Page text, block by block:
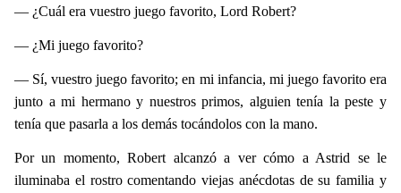
— ¿Cuál era vuestro juego favorito, Lord Robert?
— ¿Mi juego favorito?
— Sí, vuestro juego favorito; en mi infancia, mi juego favorito era
junto a mi hermano y nuestros primos, alguien tenía la peste y
tenía que pasarla a los demás tocándolos con la mano.
Por un momento, Robert alcanzó a ver cómo a Astrid se le
iluminaba el rostro comentando viejas anécdotas de su familia y